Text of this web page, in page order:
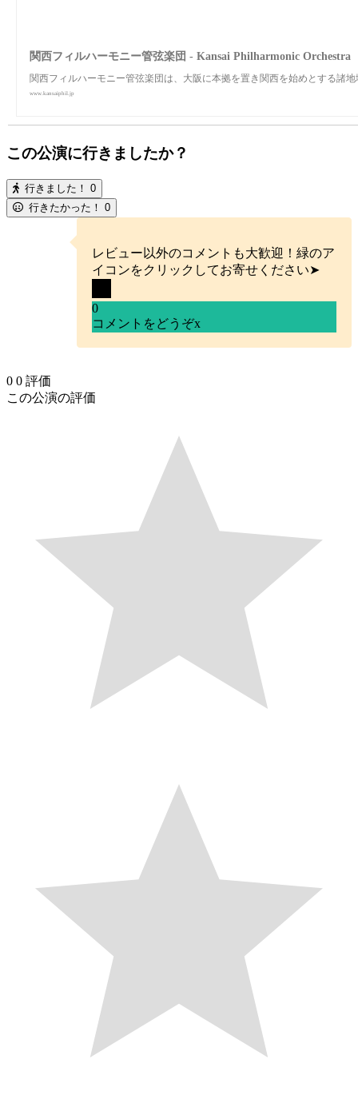
関西フィルハーモニー管弦楽団 - Kansai Philharmonic Orchestra
関西フィルハーモニー管弦楽団は、大阪に本拠を置き関西を始めとする諸
www.kansaiphil.jp
この公演に行きましたか？
行きました！ 0
行きたかった！ 0
レビュー以外のコメントも大歓迎！緑のア
イコンをクリックしてお寄せください➤
0
コメントをどうぞx
0 0 評価
この公演の評価